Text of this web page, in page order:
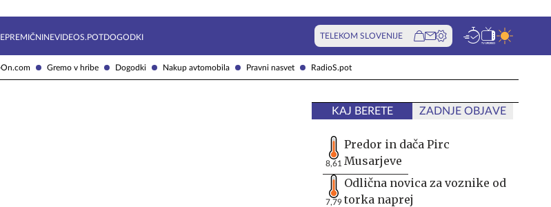
Gremo v hribe Dogodki Nakup avtomobila Pravni nasvet RadioS.pot
VIDEOS.POTDOGODKI TELEKOM SLOVENIJE
KAJ BERETE ZADNJE OBJAVE
8,61
Predor in dača Pirc
Musarjeve
7,79
Odlična novica za voznike od
torka naprej